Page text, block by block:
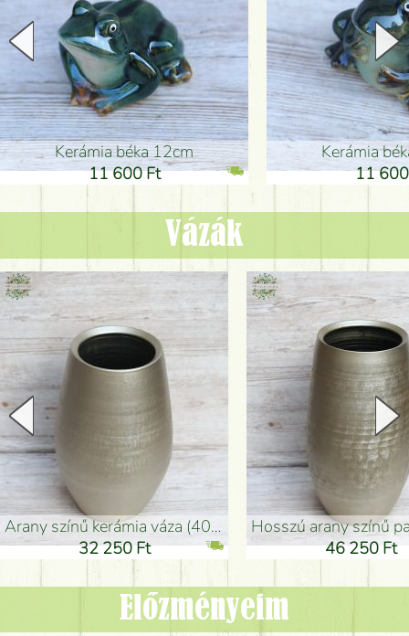
Kerámia béka 12cm
11 600 Ft
Kerámia
11
Vázák
arany színű kerámia váza (40x26cm)
32 250 Ft
hosszú arany színű
46 250 Ft
Előzményeim